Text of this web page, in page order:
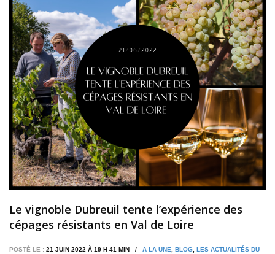
Le vignoble Dubreuil tente l’expérience des
cépages résistants en Val de Loire
POSTÉ LE : 21 JUIN 2022 À 19 H 41 MIN / A LA UNE, BLOG, LES ACTUALITÉS DU